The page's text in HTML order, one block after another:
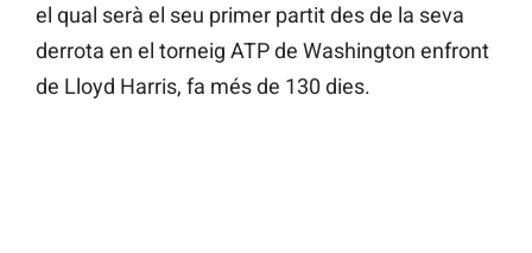
el qual serà el seu primer partit des de la seva
derrota en el torneig ATP de Washington enfront
de Lloyd Harris, fa més de 130 dies.